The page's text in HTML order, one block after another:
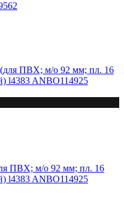
ПВХ; м/о 92 мм; пл. 16
l4383 ANBO114925